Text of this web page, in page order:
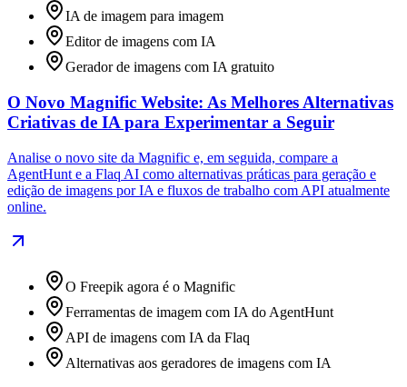
IA de imagem para imagem
Editor de imagens com IA
Gerador de imagens com IA gratuito
O Novo Magnific Website: As Melhores Alternativas
Criativas de IA para Experimentar a Seguir
Analise o novo site da Magnific e, em seguida, compare a
AgentHunt e a Flaq AI como alternativas práticas para geração e
edição de imagens por IA e fluxos de trabalho com API atualmente
online.
O Freepik agora é o Magnific
Ferramentas de imagem com IA do AgentHunt
API de imagens com IA da Flaq
Alternativas aos geradores de imagens com IA